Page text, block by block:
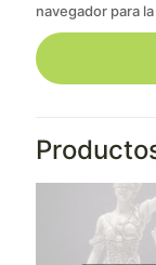
navegador para